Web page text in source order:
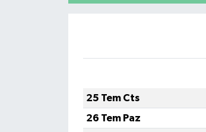
25 Tem Cts
26 Tem Paz